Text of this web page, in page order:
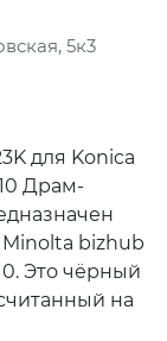
5к3
для Konica
Драм-
Minolta bizhub
Это чёрный
на